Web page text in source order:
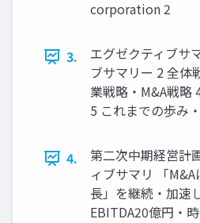
corporation 2
3.
エグゼクティブサ
ブサマリー 2 全体
業戦略・M&A戦略
5 これまでの歩み
4.
第二次中期経営計
ィブサマリ 「
長」を継続・加速
EBITDA20億円・